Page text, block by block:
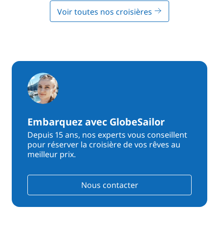
Voir toutes nos croisières
Embarquez avec GlobeSailor
Depuis 15 ans, nos experts vous conseillent
pour réserver la croisière de vos rêves au
meilleur prix.
Nous contacter